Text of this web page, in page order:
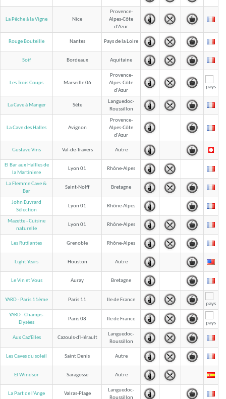
La Pêche à la Vigne Nice
Provence-
Alpes-Côte
d'Azur
Rouge Bouteille Nantes Pays de la Loire
Soif Bordeaux Aquitaine
Les Trois Coups Marseille 06
Provence-
Alpes-Côte
d'Azur
La Cave à Manger Sète
Languedoc-
Roussillon
La Cave des Halles Avignon
Provence-
Alpes-Côte
d'Azur
Gustave Vins Val-de-Travers Autre
El Bar aux Hallles de
la Martiniere
Lyon 01 Rhône-Alpes
La Flemme Cave &
Bar
Saint-Nolff Bretagne
John Euvrard
Sélection
Lyon 01 Rhône-Alpes
Mazette - Cuisine
naturelle
Lyon 01 Rhône-Alpes
Les Rutilantes Grenoble Rhône-Alpes
Light Years Houston Autre
Le Vin et Vous Auray Bretagne
YARD - Paris 11ème Paris 11 Ile de France
YARD - Champs-
Elysées
Paris 08 Ile de France
Aux Caz'Elles Cazouls-d'Hérault
Languedoc-
Roussillon
Les Caves du soleil Saint Denis Autre
El Windsor Saragosse Autre
La Part de l'Ange Valras-Plage
Languedoc-
Roussillon